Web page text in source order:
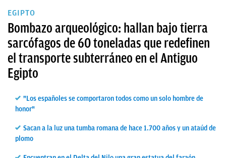
EGIPTO
Bombazo arqueológico: hallan bajo tierra
sarcófagos de 60 toneladas que redefinen
el transporte subterráneo en el Antiguo
Egipto
"Los españoles se comportaron todos como un solo hombre de
honor"
Sacan a la luz una tumba romana de hace 1.700 años y un ataúd de
plomo